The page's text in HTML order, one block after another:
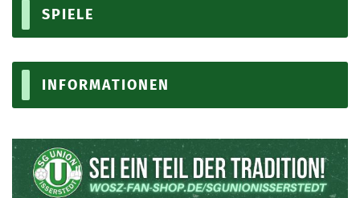
SPIELE
INFORMATIONEN